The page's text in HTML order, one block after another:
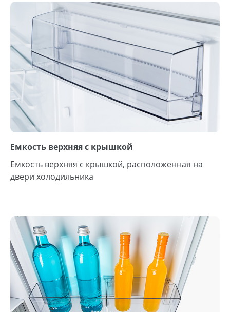
Емкость верхняя с крышкой
Емкость верхняя с крышкой, расположенная на
двери холодильника